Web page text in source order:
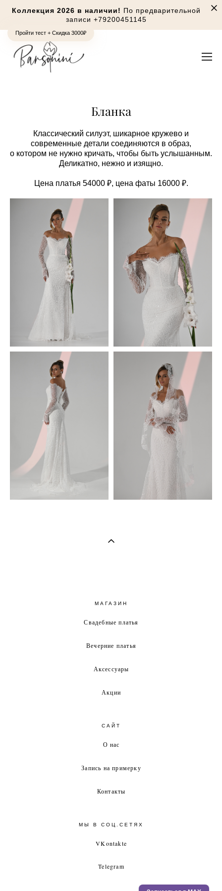
Пройти тест + Скидка 3000₽
Коллекция 2026 в наличии! По предварительной
записи +79200451145
Бланка
Классический силуэт, шикарное кружево и
современные детали соединяются в образ,
о котором не нужно кричать, чтобы быть услышанным.
Деликатно, нежно и изящно.
Цена платья 54000 ₽, цена фаты 16000 ₽.
МАГАЗИН
Свадебные платья
Вечерние платья
Аксессуары
Акции
САЙТ
О нас
Запись на примерку
Контакты
МЫ В СОЦ.СЕТЯХ
VKontakte
Telegram